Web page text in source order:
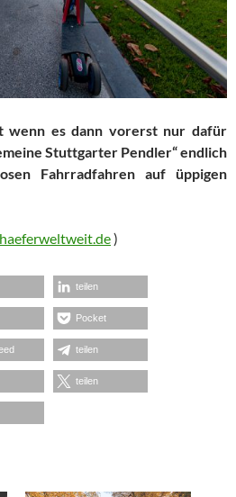
wenn es dann vorerst nur dafür
Stuttgarter Pendler“ endlich
Fahrradfahren auf üppigen
)
teilen
Pocket
teilen
teilen